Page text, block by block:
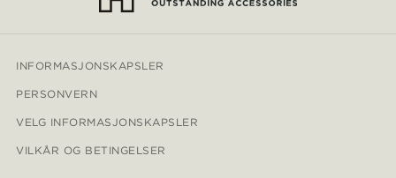
INFORMASJONSKAPSLER
PERSONVERN
VELG INFORMASJONSKAPSLER
VILKÅR OG BETINGELSER